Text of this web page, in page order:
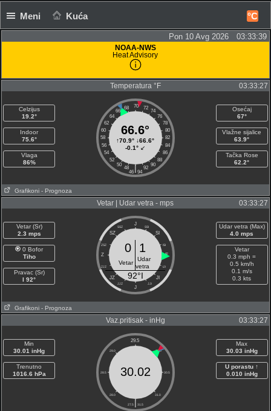
Meni Kuća °C
Pon 10 Avg 2026 03:33:40
NOAA-NWS
Heat Advisory
Temperatura °F 03:33:27
Celzijus
19.2°
Indoor
75.6°
Vlaga
86%
70
68 72
66
74
64
76
62
78
60
80
58
82
56
84
54
86
52
88
50
90
48 92
46 94
|
66.6°
↑70.9° ↓66.6°
-0.1° ↙
Osećaj
67°
Vlažne sijalice
63.9°
Tačka Rose
62.2°
Grafikoni - Prognoza
Vetar | Udar vetra - mps 03:33:27
Vetar (Sr)
2.3 mps
0 Bofor
Tiho
Pravac (Sr)
I 92°
J
SZ
SI
Z E
JZ
JI
J
SSZ SSI
ZSZ ISI
ZJZ IJI
JJZ JJI
0 1
Vetar
Udar
vetra
92°I
Udar vetra (Max)
4.0 mps
Vetar
0.3 mph =
0.5 km/h
0.1 m/s
0.3 kts
Grafikoni - Prognoza
Vaz.pritisak - inHg 03:33:27
Min
30.01 inHg
Trenutno
1016.6 hPa
29.5
29.0 30.0
28.5 30.5
28.0 31.0
27.5 31.5
|
30.02
Max
30.03 inHg
U porastu ↑
0.010 inHg